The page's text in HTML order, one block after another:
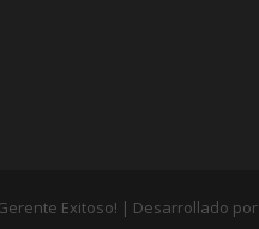
Exitoso! | Desarrollado por